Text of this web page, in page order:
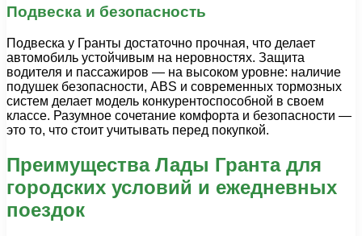
Подвеска и безопасность
Подвеска у Гранты достаточно прочная, что делает
автомобиль устойчивым на неровностях. Защита
водителя и пассажиров — на высоком уровне: наличие
подушек безопасности, ABS и современных тормозных
систем делает модель конкурентоспособной в своем
классе. Разумное сочетание комфорта и безопасности —
это то, что стоит учитывать перед покупкой.
Преимущества Лады Гранта для
городских условий и ежедневных
поездок